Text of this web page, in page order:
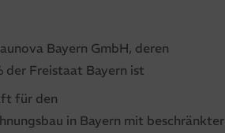
Bayern GmbH, deren
der Freistaat Bayern ist
für den
in Bayern mit beschränkter